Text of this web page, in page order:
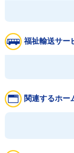
福祉輸送サー
関連するホー